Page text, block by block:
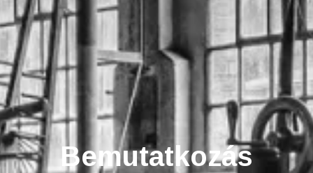
Bemutatkozás